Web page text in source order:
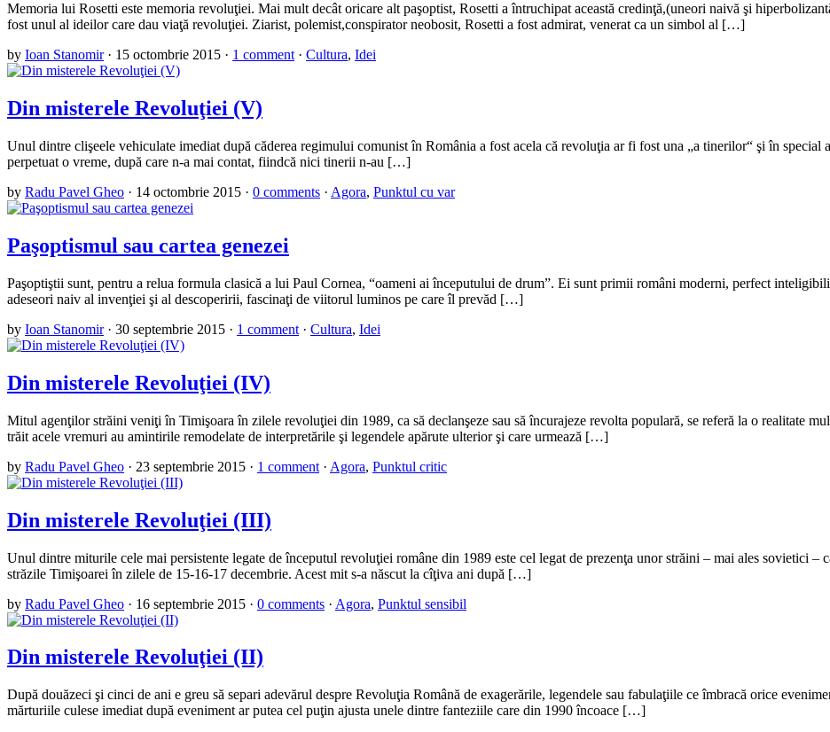
Memoria lui Rosetti este memoria revoluţiei. Mai mult decât oricare alt paşoptist, Rosetti a întruchipat această credinţă,(uneori naivă şi
fost unul al ideilor care dau viaţă revoluţiei. Ziarist, polemist,conspirator neobosit, Rosetti a fost admirat, venerat ca un simbol al […]
by Ioan Stanomir · 15 octombrie 2015 · 1 comment · Cultura, Idei
Din misterele Revoluţiei (V)
Unul dintre clişeele vehiculate imediat după căderea regimului comunist în România a fost acela că revoluţia ar fi fost una „a tinerilor“ şi în special
perpetuat o vreme, după care n-a mai contat, fiindcă nici tinerii n-au […]
by Radu Pavel Gheo · 14 octombrie 2015 · 0 comments · Agora, Punktul cu var
Paşoptismul sau cartea genezei
Paşoptiştii sunt, pentru a relua formula clasică a lui Paul Cornea, “oameni ai începutului de drum”. Ei sunt primii români moderni, perfect
adeseori naiv al invenţiei şi al descoperirii, fascinaţi de viitorul luminos pe care îl prevăd […]
by Ioan Stanomir · 30 septembrie 2015 · 1 comment · Cultura, Idei
Din misterele Revoluţiei (IV)
Mitul agenţilor străini veniţi în Timişoara în zilele revoluţiei din 1989, ca să declanşeze sau să încurajeze revolta populară, se referă la o realitate
trăit acele vremuri au amintirile remodelate de interpretările şi legendele apărute ulterior şi care urmează […]
by Radu Pavel Gheo · 23 septembrie 2015 · 1 comment · Agora, Punktul critic
Din misterele Revoluţiei (III)
Unul dintre miturile cele mai persistente legate de începutul revoluţiei române din 1989 este cel legat de prezenţa unor străini – mai ales sovietici –
străzile Timişoarei în zilele de 15-16-17 decembrie. Acest mit s-a născut la cîţiva ani după […]
by Radu Pavel Gheo · 16 septembrie 2015 · 0 comments · Agora, Punktul sensibil
Din misterele Revoluţiei (II)
După douăzeci şi cinci de ani e greu să separi adevărul despre Revoluţia Română de exagerările, legendele sau fabulaţiile ce îmbracă orice
mărturiile culese imediat după eveniment ar putea cel puţin ajusta unele dintre fanteziile care din 1990 încoace […]